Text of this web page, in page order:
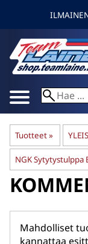
Tuotteet‪»
NGK Sytytystulppa
Mahdolliset
kannattaa